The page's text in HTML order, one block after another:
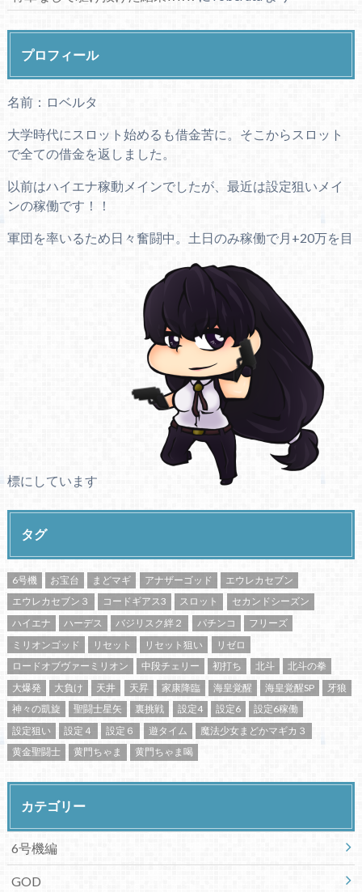
プロフィール
名前：ロベルタ
大学時代にスロット始めるも借金苦に。そこからスロット
で全ての借金を返しました。
以前はハイエナ稼動メインでしたが、最近は設定狙いメイ
ンの稼働です！！
軍団を率いるため日々奮闘中。土日のみ稼働で月+20万を目
標にしています
タグ
6号機 お宝台 まどマギ アナザーゴッド
エウレカセブン
エウレカセブン３
コードギアス3 スロット
セカンドシーズン
ハイエナ
ハーデス バジリスク絆２ パチンコ
フリーズ
ミリオンゴッド
リセット リセット狙い
リゼロ
ロードオブヴァーミリオン
中段チェリー 初打ち 北斗
北斗の拳
大爆発
大負け 天井 天昇 家康降臨 海皇覚醒 海皇覚醒SP
牙狼
神々の凱旋
聖闘士星矢 裏挑戦 設定4 設定6
設定6稼働
設定狙い
設定４ 設定６ 遊タイム
魔法少女まどかマギカ３
黄金聖闘士
黄門ちゃま 黄門ちゃま喝
カテゴリー
6号機編
GOD